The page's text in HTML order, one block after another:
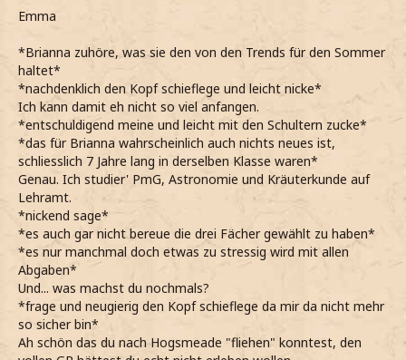
Emma
*Brianna zuhöre, was sie den von den Trends für den Sommer
haltet*
*nachdenklich den Kopf schieflege und leicht nicke*
Ich kann damit eh nicht so viel anfangen.
*entschuldigend meine und leicht mit den Schultern zucke*
*das für Brianna wahrscheinlich auch nichts neues ist,
schliesslich 7 Jahre lang in derselben Klasse waren*
Genau. Ich studier' PmG, Astronomie und Kräuterkunde auf
Lehramt.
*nickend sage*
*es auch gar nicht bereue die drei Fächer gewählt zu haben*
*es nur manchmal doch etwas zu stressig wird mit allen
Abgaben*
Und... was machst du nochmals?
*frage und neugierig den Kopf schieflege da mir da nicht mehr
so sicher bin*
Ah schön das du nach Hogsmeade "fliehen" konntest, den